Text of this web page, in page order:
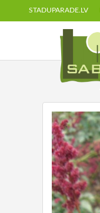
STADUPARADE.LV